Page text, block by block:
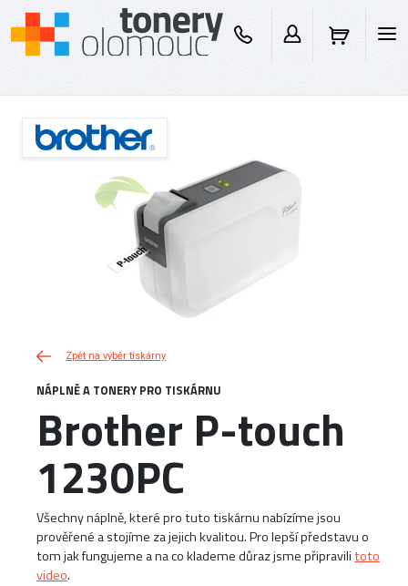
Zpět na výběr tiskárny
NÁPLNĚ A TONERY PRO TISKÁRNU
Brother P-touch
1230PC
Všechny náplně, které pro tuto tiskárnu nabízíme jsou
prověřené a stojíme za jejich kvalitou. Pro lepší představu o
tom jak fungujeme a na co klademe důraz jsme připravilitoto
video.